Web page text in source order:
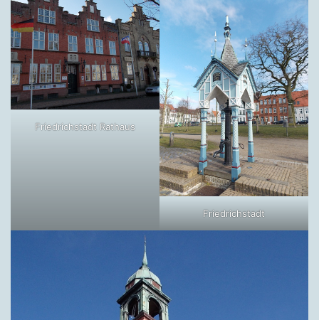
Friedrichstadt Rathaus
Friedrichstadt